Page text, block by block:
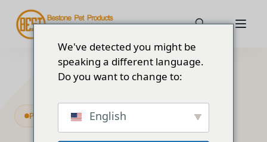
Programme de stocks prêts à l'expédition
We've detected you might be
speaking a different language.
Do you want to change to:
English